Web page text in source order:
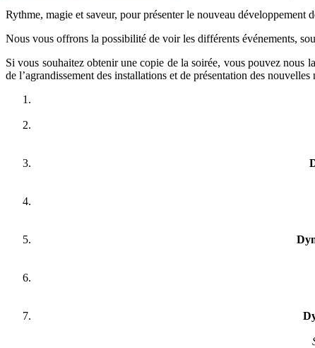
Rythme, magie et saveur, pour présenter le nouveau développement
Nous vous offrons la possibilité de voir les différents événements,
Si vous souhaitez obtenir une copie de la soirée, vous pouvez nous
de l’agrandissement des installations et de présentation des